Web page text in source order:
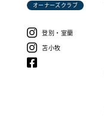
オーナーズクラブ
登別・室蘭
苫小牧